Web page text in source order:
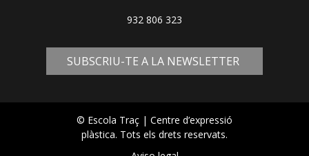
932 806 323
SUBSCRIU-TE A LA NEWSLETTER
© Escola Traç | Centre d’expressió
plàstica. Tots els drets reservats.